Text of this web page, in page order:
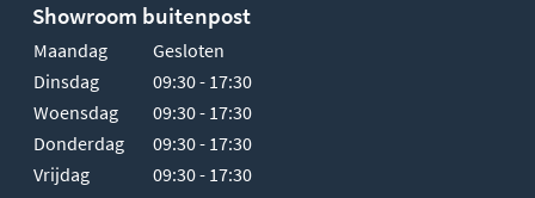
Showroom buitenpost
Maandag
Gesloten
Dinsdag
09:30 - 17:30
Woensdag
09:30 - 17:30
Donderdag
09:30 - 17:30
Vrijdag
09:30 - 17:30